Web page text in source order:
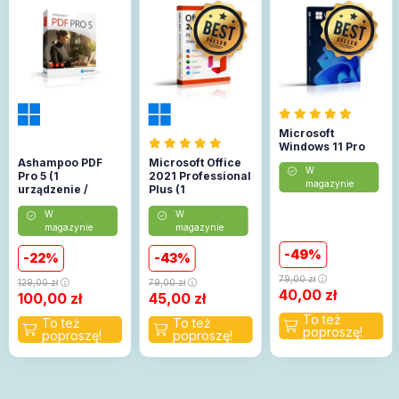
Ashampoo PDF
Pro 5 (1
urządzenie /
W
magazynie
22
129,00zł
100,00 zł
Microsoft Office
2021 Professional
Plus (1
(Aktywacja
online)
W
magazynie
43
79,00zł
45,00zł
Microsoft
Windows 11 Pro
W
magazynie
49
79,00zł
40,00 zł